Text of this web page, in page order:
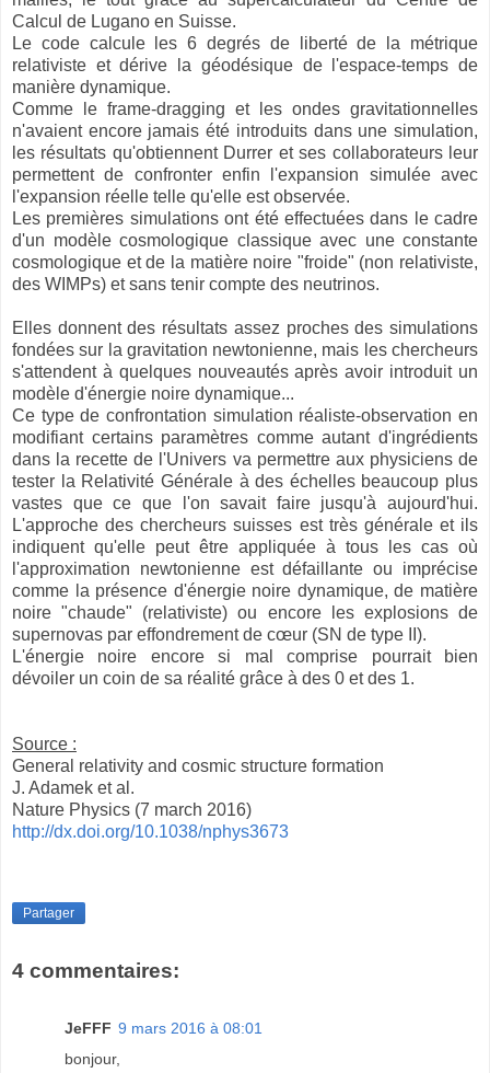
Calcul de Lugano en Suisse.
Le code calcule les 6 degrés de liberté de la métrique
relativiste et dérive la géodésique de l'espace-temps de
manière dynamique.
Comme le frame-dragging et les ondes gravitationnelles
n'avaient encore jamais été introduits dans une simulation,
les résultats qu'obtiennent Durrer et ses collaborateurs leur
permettent de confronter enfin l'expansion simulée avec
l'expansion réelle telle qu'elle est observée.
Les premières simulations ont été effectuées dans le cadre
d'un modèle cosmologique classique avec une constante
cosmologique et de la matière noire "froide" (non relativiste,
des WIMPs) et sans tenir compte des neutrinos.
Elles donnent des résultats assez proches des simulations
fondées sur la gravitation newtonienne, mais les chercheurs
s'attendent à quelques nouveautés après avoir introduit un
modèle d'énergie noire dynamique...
Ce type de confrontation simulation réaliste-observation en
modifiant certains paramètres comme autant d'ingrédients
dans la recette de l'Univers va permettre aux physiciens de
tester la Relativité Générale à des échelles beaucoup plus
vastes que ce que l'on savait faire jusqu'à aujourd'hui.
L'approche des chercheurs suisses est très générale et ils
indiquent qu'elle peut être appliquée à tous les cas où
l'approximation newtonienne est défaillante ou imprécise
comme la présence d'énergie noire dynamique, de matière
noire "chaude" (relativiste) ou encore les explosions de
supernovas par effondrement de cœur (SN de type II).
L'énergie noire encore si mal comprise pourrait bien
dévoiler un coin de sa réalité grâce à des 0 et des 1.
Source :
General relativity and cosmic structure formation
J. Adamek et al.
Nature Physics (7 march 2016)
http://dx.doi.org/10.1038/nphys3673
Partager
4 commentaires:
JeFFF 9 mars 2016 à 08:01
bonjour,